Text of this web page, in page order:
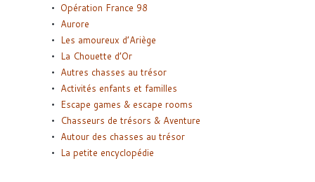
Opération France 98
Aurore
Les amoureux d’Ariège
La Chouette d’Or
Autres chasses au trésor
Activités enfants et familles
Escape games & escape rooms
Chasseurs de trésors & Aventure
Autour des chasses au trésor
La petite encyclopédie